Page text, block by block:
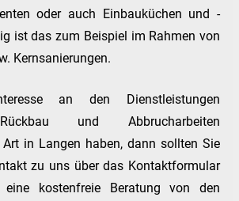
oder auch Einbauküchen und -
ist das zum Beispiel im Rahmen von
Kernsanierungen.
an den Dienstleistungen
und Abbrucharbeiten
Art in Langen haben, dann sollten Sie
zu uns über das Kontaktformular
eine kostenfreie Beratung von den